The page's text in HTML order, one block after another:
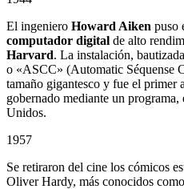
El ingeniero Howard Aiken puso
computador digital de alto
Harvard. La instalación,
o «ASCC» (Automatic Séquense
tamaño gigantesco y fue el primer
gobernado mediante un
Unidos.
1957
Se retiraron del cine los cómicos
Oliver Hardy, más conocidos como